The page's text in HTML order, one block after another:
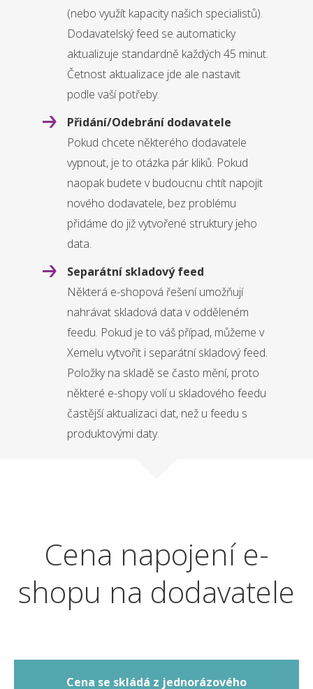
(nebo využít kapacity našich specialistů).
Dodavatelský feed se automaticky
aktualizuje standardně každých 45 minut.
Četnost aktualizace jde ale nastavit
podle vaší potřeby.
Přidání/Odebrání dodavatele
Pokud chcete některého dodavatele
vypnout, je to otázka pár kliků. Pokud
naopak budete v budoucnu chtít napojit
nového dodavatele, bez problému
přidáme do již vytvořené struktury jeho
data.
Separátní skladový feed
Některá e-shopová řešení umožňují
nahrávat skladová data v odděleném
feedu. Pokud je to váš případ, můžeme v
Xemelu vytvořit i separátní skladový feed.
Položky na skladě se často mění, proto
některé e-shopy volí u skladového feedu
častější aktualizaci dat, než u feedu s
produktovými daty.
Cena napojení e-
shopu na dodavatele
Cena se skládá z jednorázového